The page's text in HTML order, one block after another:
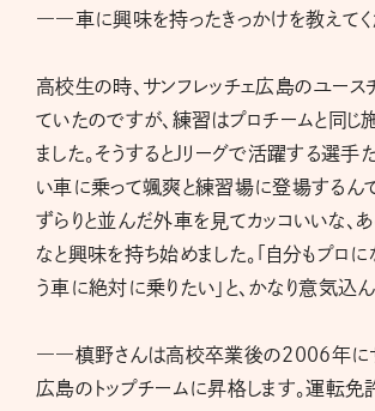
――車に興味を持ったきっかけを教えてく
高校生の時、サンフレッチェ広島のユース
ていたのですが、練習はプロチームと同じ
ました。そうするとJリーグで活躍する選手
い車に乗って颯爽と練習場に登場するん
ずらりと並んだ外車を見てカッコいいな、
なと興味を持ち始めました。「自分もプロに
う車に絶対に乗りたい」と、かなり意気込ん
――槙野さんは高校卒業後の2006年にサ
広島のトップチームに昇格します。運転免